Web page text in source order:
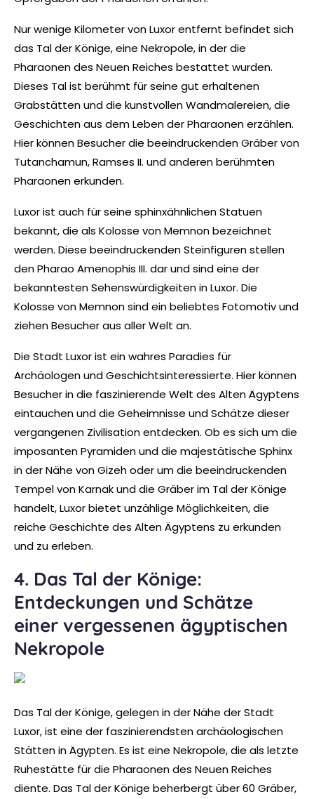
Nur wenige Kilometer von Luxor entfernt befindet sich
das Tal der Könige, eine Nekropole, in der die
Pharaonen des Neuen Reiches bestattet wurden.
Dieses Tal ist berühmt für seine gut erhaltenen
Grabstätten und die kunstvollen Wandmalereien, die
Geschichten aus dem Leben der Pharaonen erzählen.
Hier können Besucher die beeindruckenden Gräber von
Tutanchamun, Ramses II. und anderen berühmten
Pharaonen erkunden.
Luxor ist auch für seine sphinxähnlichen Statuen
bekannt, die als Kolosse von Memnon bezeichnet
werden. Diese beeindruckenden Steinfiguren stellen
den Pharao Amenophis III. dar und sind eine der
bekanntesten Sehenswürdigkeiten in Luxor. Die
Kolosse von Memnon sind ein beliebtes Fotomotiv und
ziehen Besucher aus aller Welt an.
Die Stadt Luxor ist ein wahres Paradies für
Archäologen und Geschichtsinteressierte. Hier können
Besucher in die faszinierende Welt des Alten Ägyptens
eintauchen und die Geheimnisse und Schätze dieser
vergangenen Zivilisation entdecken. Ob es sich um die
imposanten Pyramiden und die majestätische Sphinx
in der Nähe von Gizeh oder um die beeindruckenden
Tempel von Karnak und die Gräber im Tal der Könige
handelt, Luxor bietet unzählige Möglichkeiten, die
reiche Geschichte des Alten Ägyptens zu erkunden
und zu erleben.
4. Das Tal der Könige:
Entdeckungen und Schätze
einer vergessenen ägyptischen
Nekropole
Das Tal der Könige, gelegen in der Nähe der Stadt
Luxor, ist eine der faszinierendsten archäologischen
Stätten in Ägypten. Es ist eine Nekropole, die als letzte
Ruhestätte für die Pharaonen des Neuen Reiches
diente. Das Tal der Könige beherbergt über 60 Gräber,